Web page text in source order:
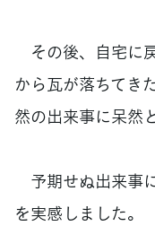
その後、自宅に
から瓦が落ちてき
然の出来事に呆然
予期せぬ出来事
を実感しました。